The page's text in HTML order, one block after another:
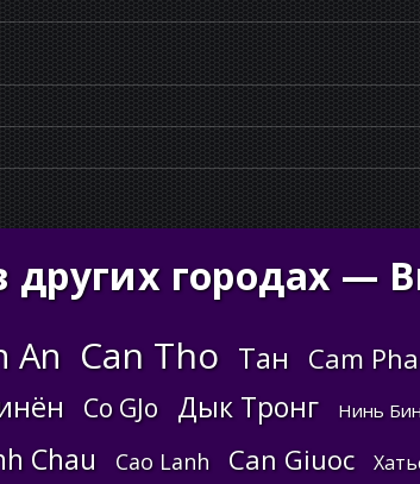
других городах —
An Can Tho Тан Cam
Co GJo Дык Тронг Нинь
Chau Cao Lanh Can Giuoc